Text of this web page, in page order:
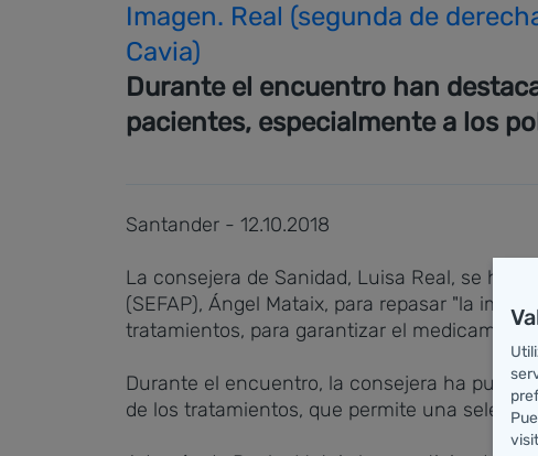
Imagen. Real (segunda de
Cavia)
Durante el encuentro han
pacientes, especialmente a los
Santander - 12.10.2018
La consejera de Sanidad, Luisa Real, se ha
(SEFAP), Ángel Mataix, para repasar "la
tratamientos, para garantizar el
Durante el encuentro, la consejera ha
de los tratamientos, que permite una